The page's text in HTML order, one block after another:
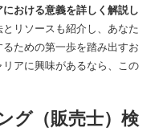
おける意義を詳しく解説し
リソースも紹介し、あなた
ための第一歩を踏み出すお
アに興味があるなら、この
グ（販売士）検